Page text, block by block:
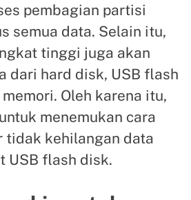
pembagian partisi
semua data. Selain itu,
tinggi juga akan
dari hard disk, USB flash
Oleh karena itu,
menemukan cara
tidak kehilangan data
USB flash disk.